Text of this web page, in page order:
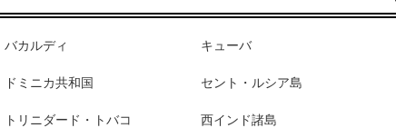
バカルディ キューバ
ドミニカ共和国 セント・ルシア島
トリニダード・トバコ 西インド諸島